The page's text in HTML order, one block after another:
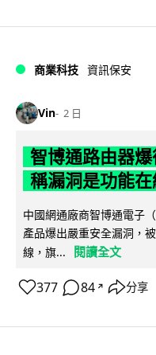
商業科技 資訊保安
Vin 2 日
智博通路由器
稱漏洞是功能在
中國網通廠商智博通電子
產品爆出嚴重安全漏洞，
線，旗...
閱讀全文
377 84 ↗ 分享